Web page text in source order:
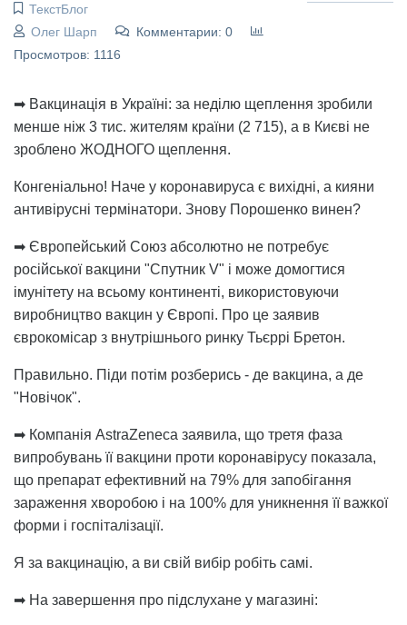
ТекстБлог
Олег Шарп
Комментарии: 0
Просмотров: 1116
➡ Вакцинація в Україні: за неділю щеплення зробили
менше ніж 3 тис. жителям країни (2 715), а в Києві не
зроблено ЖОДНОГО щеплення.
Конгеніально! Наче у коронавируса є вихідні, а кияни
антивірусні термінатори. Знову Порошенко винен?
➡ Європейський Союз абсолютно не потребує
російської вакцини "Спутник V" і може домогтися
імунітету на всьому континенті, використовуючи
виробництво вакцин у Європі. Про це заявив
єврокомісар з внутрішнього ринку Тьєррі Бретон.
Правильно. Піди потім розберись - де вакцина, а де
"Новічок".
➡ Компанія AstraZeneca заявила, що третя фаза
випробувань її вакцини проти коронавірусу показала,
що препарат ефективний на 79% для запобігання
зараження хворобою і на 100% для уникнення її важкої
форми і госпіталізації.
Я за вакцинацію, а ви свій вибір робіть самі.
➡ На завершення про підслухане у магазині: